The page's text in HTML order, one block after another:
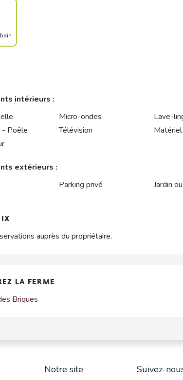
intérieurs :
Micro-ondes
Lave-
- Poêle
Télévision
extérieurs :
Parking privé Jardin
auprès du propriétaire.
LA FERME
Briques
Notre site Suivez-